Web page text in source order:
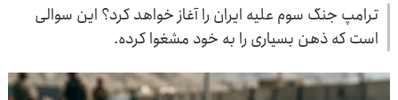
ترامپ جنگ سوم علیه ایران را آغاز خواهد کرد؟ این سوالی
است که ذهن بسیاری را به خود مشغوا کرده.